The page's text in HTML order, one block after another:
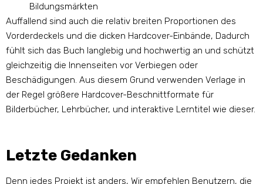
Bildungsmärkten
Auffallend sind auch die relativ breiten Proportionen des
Vorderdeckels und die dicken Hardcover-Einbände, Dadurch
fühlt sich das Buch langlebig und hochwertig an und schützt
gleichzeitig die Innenseiten vor Verbiegen oder
Beschädigungen. Aus diesem Grund verwenden Verlage in
der Regel größere Hardcover-Beschnittformate für
Bilderbücher, Lehrbücher, und interaktive Lerntitel wie dieser.
Letzte Gedanken
Denn jedes Projekt ist anders, Wir empfehlen Benutzern, die